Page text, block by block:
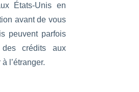
États-Unis en
avant de vous
peuvent parfois
crédits aux
l’étranger.